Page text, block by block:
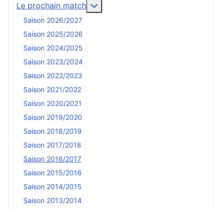
Le prochain match
Saison 2026/2027
Saison 2025/2026
Saison 2024/2025
Saison 2023/2024
Saison 2022/2023
Saison 2021/2022
Saison 2020/2021
Saison 2019/2020
Saison 2018/2019
Saison 2017/2018
Saison 2016/2017
Saison 2015/2016
Saison 2014/2015
Saison 2013/2014